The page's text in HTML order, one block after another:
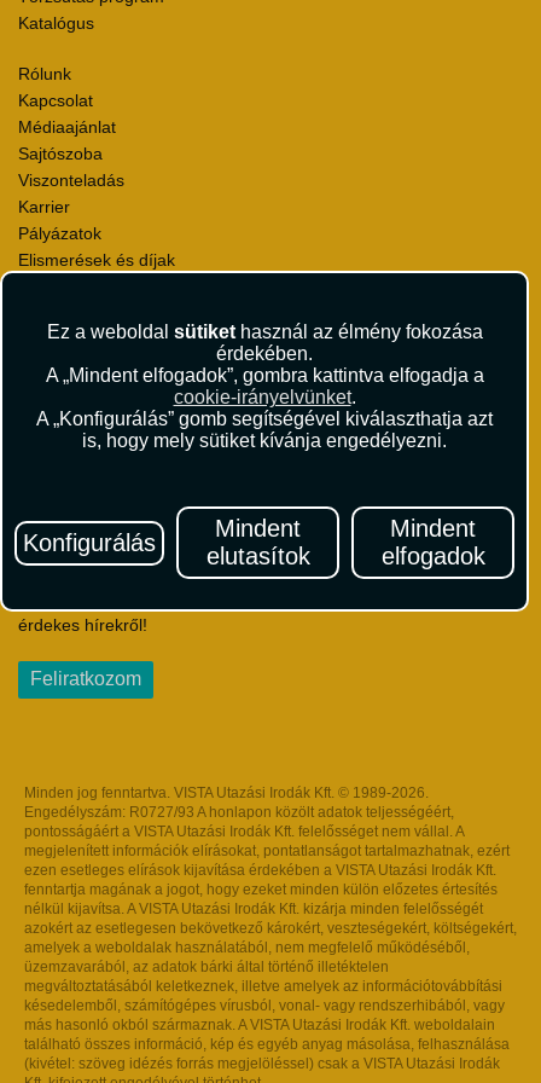
Ez a weboldal sütikethasznál az élmény fokozása
érdekében.
A „Mindent elfogadok”, gombra kattintva elfogadja a
cookie-irányelvünket.
A „Konfigurálás” gomb segítségével kiválaszthatja azt
is, hogy mely sütiket kívánja engedélyezni.
Konfigurálás
Mindent
elutasítok
Mindent
elfogadok
Katalógus
Rólunk
Kapcsolat
Médiaajánlat
Sajtószoba
Viszonteladás
Karrier
Pályázatok
Elismerések és díjak
Utazási Csomag Szerződési Feltételek
Útlemondás-biztosítás Szerződési Feltételek
Utasbiztosítás Szerződési Feltételek
Repülőjegy Szerződési Feltételek
Adatvédelem
Hírlevél
Iratkozzon fel Magyarország egyik legszínesebb utazási
érdekes hírekről!
Feliratkozom
Minden jog fenntartva. VISTA Utazási Irodák Kft. © 1989-2026.
Engedélyszám: R0727/93 A honlapon közölt adatok teljességéért,
pontosságáért a VISTA Utazási Irodák Kft. felelősséget nem vállal. A
megjelenített információk elírásokat, pontatlanságot tartalmazhatnak, ezért
ezen esetleges elírások kijavítása érdekében a VISTA Utazási Irodák Kft.
fenntartja magának a jogot, hogy ezeket minden külön előzetes értesítés
nélkül kijavítsa. A VISTA Utazási Irodák Kft. kizárja minden felelősségét
azokért az esetlegesen bekövetkező károkért, veszteségekért, költségekért,
amelyek a weboldalak használatából, nem megfelelő működéséből,
üzemzavarából, az adatok bárki által történő illetéktelen
megváltoztatásából keletkeznek, illetve amelyek az információtovábbítási
késedelemből, számítógépes vírusból, vonal- vagy rendszerhibából, vagy
más hasonló okból származnak. A VISTA Utazási Irodák Kft. weboldalain
található összes információ, kép és egyéb anyag másolása, felhasználása
(kivétel: szöveg idézés forrás megjelöléssel) csak a VISTA Utazási Irodák